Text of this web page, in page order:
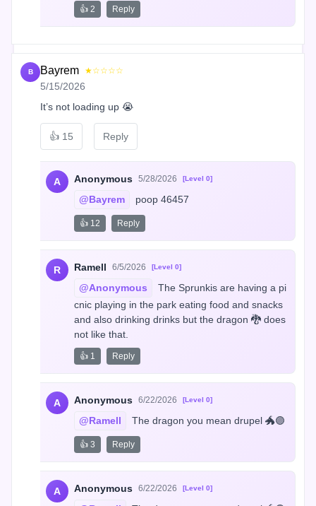
👍 2 Reply
B Bayrem ★☆☆☆☆
5/15/2026
It’s not loading up 😭
👍 15 Reply
A Anonymous 5/28/2026 [Level 0]
@Bayrem poop 46457
👍 12 Reply
R Ramell 6/5/2026 [Level 0]
@Anonymous
The Sprunkis are having a pi
cnic playing in the park eating food and snacks
and also drinking drinks but the dragon 🐉 does
not like that.
👍 1 Reply
A Anonymous 6/22/2026 [Level 0]
@Ramell The dragon you mean drupel 🐲🟣
👍 3 Reply
A Anonymous 6/22/2026 [Level 0]